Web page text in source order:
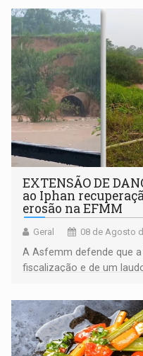
EXTENSÃO DE
ao Iphan
erosão na EFMM
Geral 08 de Agosto
A Asfemm defende que
fiscalização e de um